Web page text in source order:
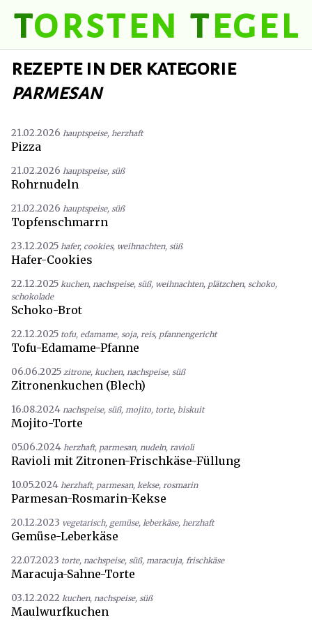
torsten tegel
rezepte in der kategorie
parmesan
21.02.2026 hauptspeise, herzhaft
Pizza
21.02.2026 hauptspeise, süß
Rohrnudeln
21.02.2026 hauptspeise, süß
Topfenschmarrn
23.12.2025 hafer, cookies, weihnachten, süß
Hafer-Cookies
22.12.2025 kuchen, nachspeise, süß, weihnachten, plätzchen, schoko,
schokolade
Schoko-Brot
22.12.2025 tofu, edamame, soja, reis, pfannengericht
Tofu-Edamame-Pfanne
06.06.2025 zitrone, kuchen, nachspeise, süß
Zitronenkuchen (Blech)
16.08.2024 nachspeise, süß, mojito, torte, biskuit
Mojito-Torte
05.06.2024 herzhaft, parmesan, nudeln, ravioli
Ravioli mit Zitronen-Frischkäse-Füllung
10.05.2024 herzhaft, parmesan, kekse, rosmarin
Parmesan-Rosmarin-Kekse
20.12.2023 vegetarisch, gemüse, leberkäse, herzhaft
Gemüse-Leberkäse
22.07.2023 torte, nachspeise, süß, maracuja, frischkäse
Maracuja-Sahne-Torte
03.12.2022 kuchen, nachspeise, süß
Maulwurfkuchen